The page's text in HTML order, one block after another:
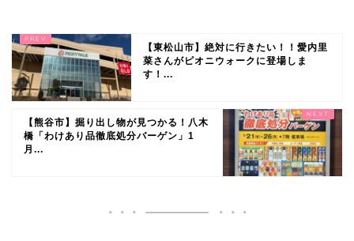
【東松山市】絶対に行きたい！！愛内里
菜さんがピオニウォークに登場しま
す！...
【熊谷市】掘り出し物が見つかる！八木
橋「わけあり品徹底処分バーゲン」1
月...